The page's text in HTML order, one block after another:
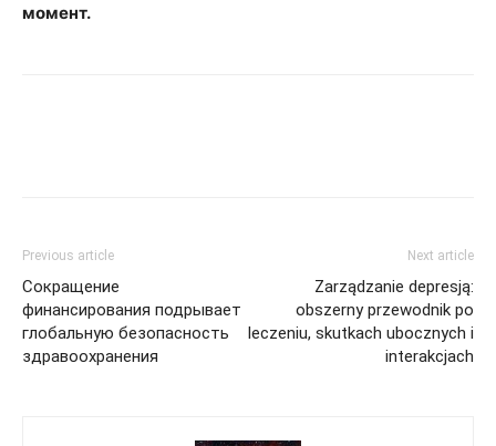
момент.
Previous article
Сокращение
финансирования подрывает
глобальную безопасность
здравоохранения
Next article
Zarządzanie depresją:
obszerny przewodnik po
leczeniu, skutkach ubocznych i
interakcjach